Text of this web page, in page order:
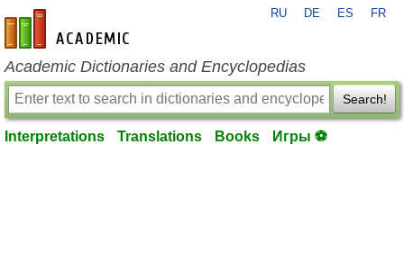
en-academic.com
RU DE ES FR
Academic Dictionaries and Encyclopedias
Search!
Interpretations Translations Books Игры ⚽